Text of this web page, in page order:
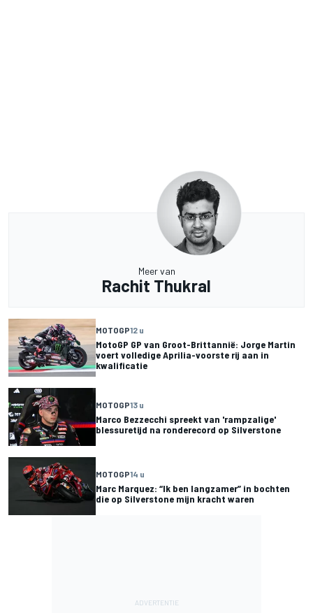
Meer van
Rachit Thukral
MOTOGP12 u
MotoGP GP van Groot-Brittannië: Jorge Martin
voert volledige Aprilia-voorste rij aan in
kwalificatie
MOTOGP13 u
Marco Bezzecchi spreekt van 'rampzalige'
blessuretijd na ronderecord op Silverstone
MOTOGP14 u
Marc Marquez: “Ik ben langzamer” in bochten
die op Silverstone mijn kracht waren